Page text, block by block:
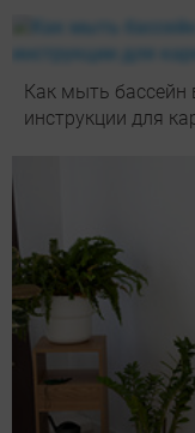
Как мыть бассейн
инструкции для